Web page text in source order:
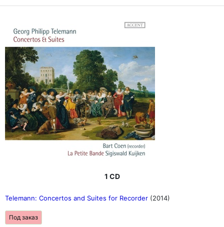
1 CD
Telemann: Concertos and Suites for Recorder (2014)
Под заказ